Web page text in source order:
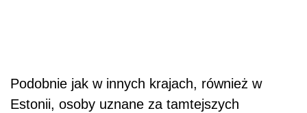
Podobnie jak w innych krajach, również w
Estonii, osoby uznane za tamtejszych